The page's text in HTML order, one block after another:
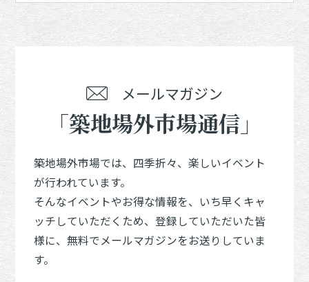
メールマガジン
「築地場外市場通信」
築地場外市場では、四季折々、楽しいイベント
が行われています。
そんなイベントやお得な情報を、いち早くキャ
ッチしていただくため、登録していただいた皆
様に、無料でメールマガジンをお送りしていま
す。